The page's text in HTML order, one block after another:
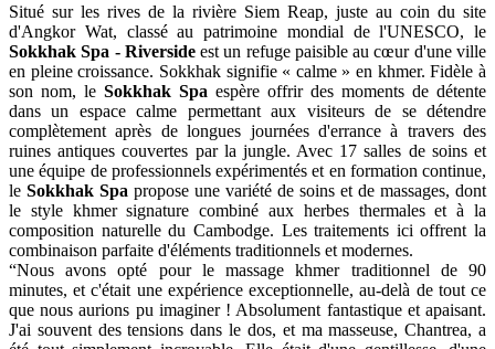
Situé sur les rives de la rivière Siem Reap, juste au coin du site
d'Angkor Wat, classé au patrimoine mondial de l'UNESCO, le
Sokkhak Spa - Riversideest un refuge paisible au cœur d'une ville
en pleine croissance. Sokkhak signifie « calme » en khmer. Fidèle à
son nom, le Sokkhak Spa espère offrir des moments de détente
dans un espace calme permettant aux visiteurs de se détendre
complètement après de longues journées d'errance à travers des
ruines antiques couvertes par la jungle. Avec 17 salles de soins et
une équipe de professionnels expérimentés et en formation continue,
le Sokkhak Spa propose une variété de soins et de massages, dont
le style khmer signature combiné aux herbes thermales et à la
composition naturelle du Cambodge. Les traitements ici offrent la
combinaison parfaite d'éléments traditionnels et modernes.
“Nous avons opté pour le massage khmer traditionnel de 90
minutes, et c'était une expérience exceptionnelle, au-delà de tout ce
que nous aurions pu imaginer ! Absolument fantastique et apaisant.
J'ai souvent des tensions dans le dos, et ma masseuse, Chantrea, a